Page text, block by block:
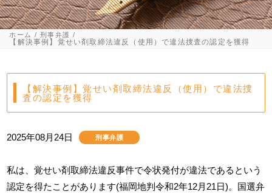
ホーム 刑事弁護
【解決事例】覚せい剤取締法違反（使用）で違法捜査の認定を獲得
【解決事例】覚せい剤取締法違反（使用）で違法捜
査の認定を獲得
2025年08月24日 刑事弁護
私は、覚せい剤取締法違反事件で令状発付が違法であるという
認定を得たことがあります(福岡地判令和2年12月21日)。国選弁